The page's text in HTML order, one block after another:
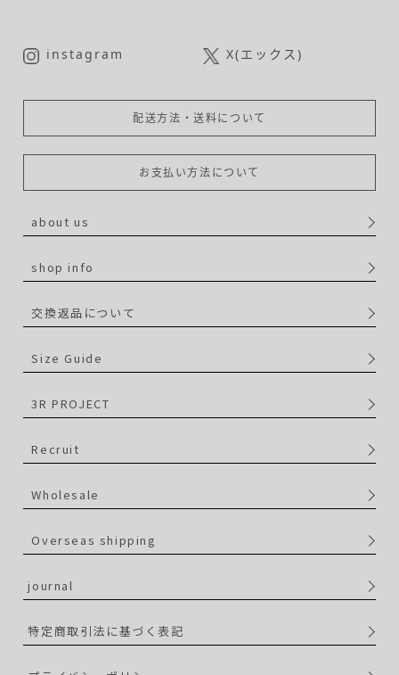
instagram X(エックス)
配送方法・送料について
お支払い方法について
about us
shop info
交換返品について
Size Guide
3R PROJECT
Recruit
Wholesale
Overseas shipping
journal
特定商取引法に基づく表記